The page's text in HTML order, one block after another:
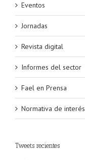
Eventos
Jornadas
Revista digital
Informes del sector
Fael en Prensa
Normativa de interés
Tweets recientes